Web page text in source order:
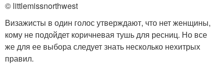
© littlemissnorthwest
Визажисты в один голос утверждают, что нет женщины,
кому не подойдет коричневая тушь для ресниц. Но все
же для ее выбора следует знать несколько нехитрых
правил.